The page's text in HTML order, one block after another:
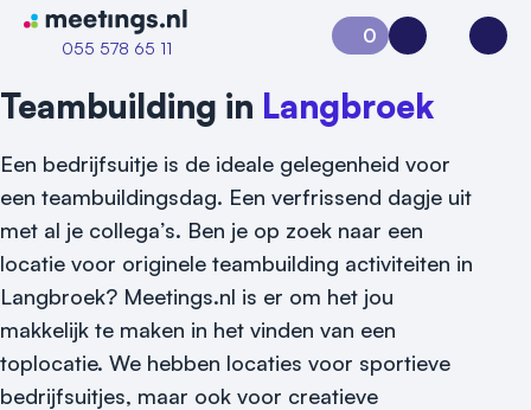
Naar home van Meetings
055 578 65 11
Vraag locatie aan
Locatiegids
0
Aanvraag 0Inloggen
Teambuilding in Langbroek
Een bedrijfsuitje is de ideale gelegenheid voor
een teambuildingsdag. Een verfrissend dagje uit
met al je collega’s. Ben je op zoek naar een
locatie voor originele teambuilding activiteiten in
Langbroek? Meetings.nl is er om het jou
makkelijk te maken in het vinden van een
toplocatie. We hebben locaties voor sportieve
bedrijfsuitjes, maar ook voor creatieve